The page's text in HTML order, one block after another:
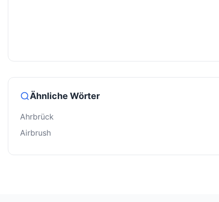
Ähnliche Wörter
Ahrbrück
Airbrush